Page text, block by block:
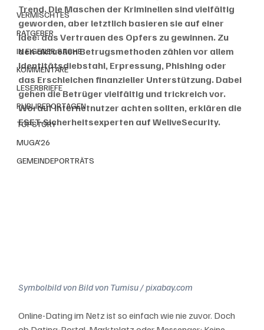
VERMISCHTES
RATGEBER
IN EIGENER SACHE
KOMMENTARE
LESERBRIEFE
PUBLIREPORTAGEN
TOPSTORY
MUGA'26
GEMEINDEPORTRÄTS
Trend. Die Maschen der Kriminellen sind vielfältig
geworden, aber letztlich basieren sie auf einer
Idee: das Vertrauen des Opfers zu gewinnen. Zu
den aktuellen Betrugsmethoden zählen vor allem
Identitätsdiebstahl, Erpressung, Phishing oder
das Erschleichen finanzieller Unterstützung. Dabei
gehen die Betrüger vielfältig und trickreich vor.
Worauf Internetnutzer achten sollten, erklären die
ESET-Sicherheitsexperten auf WeliveSecurity.
Symbolbild von Bild von Tumisu / pixabay.com
Online-Dating im Netz ist so einfach wie nie zuvor. Doch